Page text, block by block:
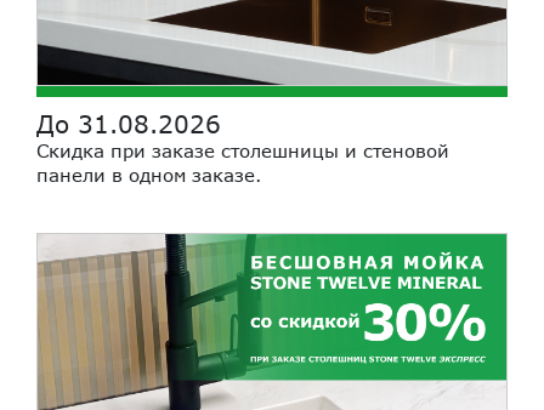
До 31.08.2026
Скидка при заказе столешницы и стеновой
панели в одном заказе.